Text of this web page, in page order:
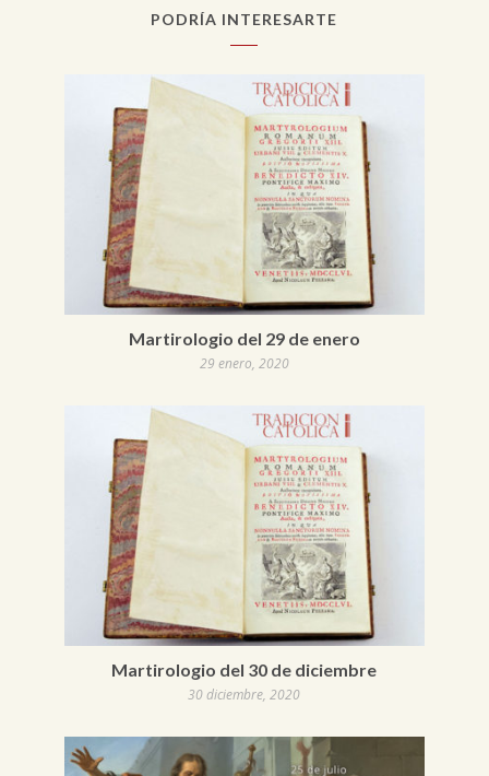
PODRÍA INTERESARTE
Martirologio del 29 de enero
29 enero, 2020
Martirologio del 30 de diciembre
30 diciembre, 2020